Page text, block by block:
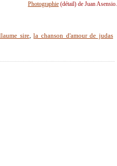
Photographie(détail) de Juan Asensio.
sire,la chanson d'amour de judas